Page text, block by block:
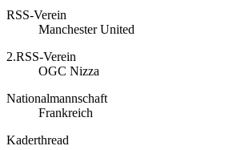
RSS-Verein
Manchester United
2.RSS-Verein
OGC Nizza
Nationalmannschaft
Frankreich
Kaderthread